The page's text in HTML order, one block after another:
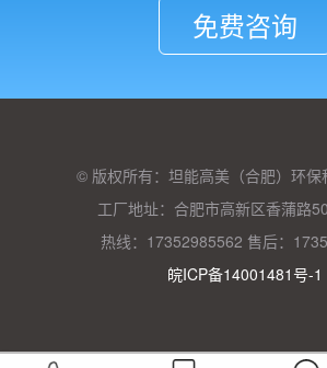
免费咨询
© 版权所有：坦能高美（合肥）环保
工厂地址：合肥市高新区香蒲路
热线：17352985562 售后：
皖ICP备14001481号-1